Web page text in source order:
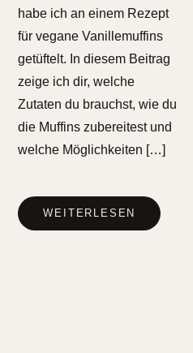
habe ich an einem Rezept
für vegane Vanillemuffins
getüftelt. In diesem Beitrag
zeige ich dir, welche
Zutaten du brauchst, wie du
die Muffins zubereitest und
welche Möglichkeiten […]
WEITERLESEN